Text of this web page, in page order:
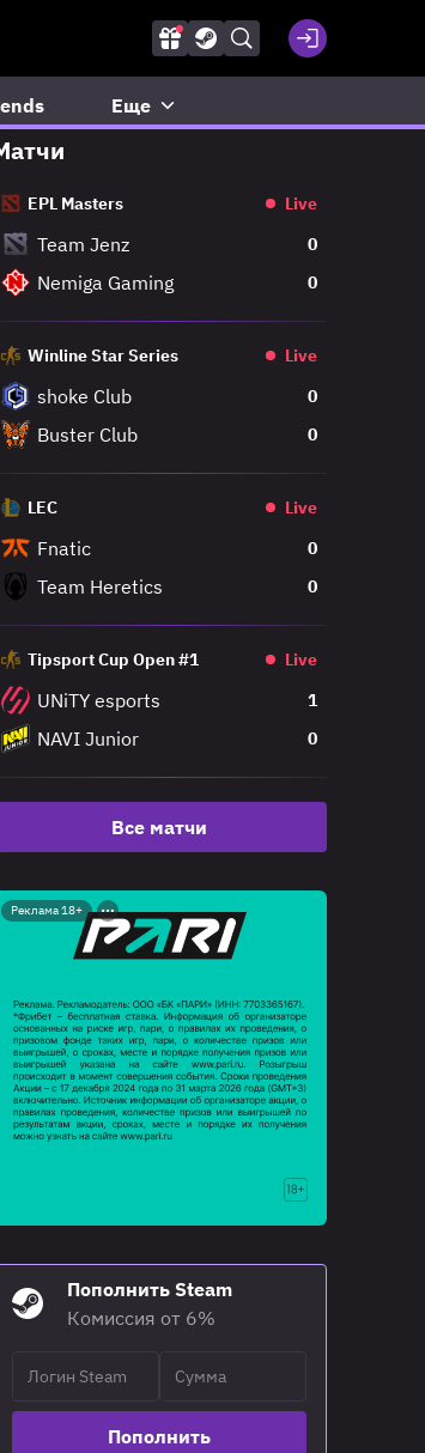
Еще
EPL Masters Live
Team Jenz 0
Nemiga Gaming 0
Winline Star Series Live
shoke Club 0
Buster Club 0
LEC Live
Fnatic 0
Team Heretics 0
Tipsport Cup Open #1 Live
UNiTY esports 1
NAVI Junior 0
Все матчи
Реклама 18+
Пополнить Steam
Комиссия от 6%
Пополнить